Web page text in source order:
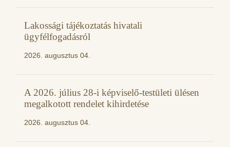
Lakossági tájékoztatás hivatali
ügyfélfogadásról
2026. augusztus 04.
A 2026. július 28-i képviselő-testületi ülésen
megalkotott rendelet kihirdetése
2026. augusztus 04.